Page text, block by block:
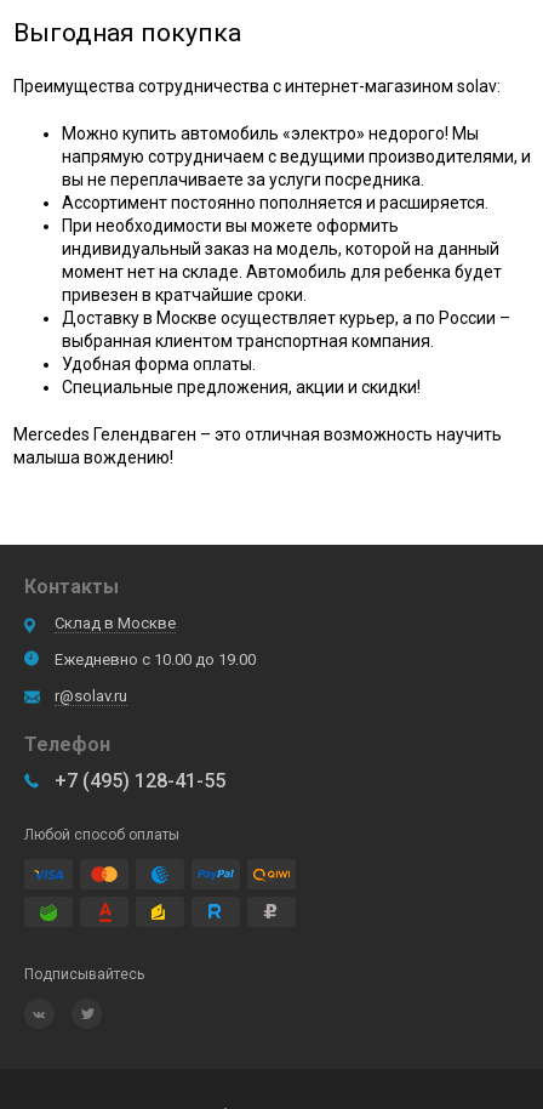
Выгодная покупка
Преимущества сотрудничества с интернет-магазином solav:
Можно купить автомобиль «электро» недорого! Мы
напрямую сотрудничаем с ведущими производителями, и
вы не переплачиваете за услуги посредника.
Ассортимент постоянно пополняется и расширяется.
При необходимости вы можете оформить
индивидуальный заказ на модель, которой на данный
момент нет на складе. Автомобиль для ребенка будет
привезен в кратчайшие сроки.
Доставку в Москве осуществляет курьер, а по России –
выбранная клиентом транспортная компания.
Удобная форма оплаты.
Специальные предложения, акции и скидки!
Mercedes Гелендваген – это отличная возможность научить
малыша вождению!
Контакты
Склад в Москве
Ежедневно с 10.00 до 19.00
r@solav.ru
Телефон
+7 (495) 128-41-55
Любой способ оплаты
Подписывайтесь